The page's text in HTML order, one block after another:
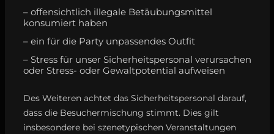
– offensichtlich illegale Betäubungsmittel
konsumiert haben
– ein für die Party unpassendes Outfit
– Stress für unser Sicherheitspersonal verursachen
oder Stress- oder Gewaltpotential aufweisen
Des Weiteren achtet das Sicherheitspersonal darauf,
dass die Besuchermischung stimmt. Dies gilt
insbesondere bei szenetypischen Veranstaltungen